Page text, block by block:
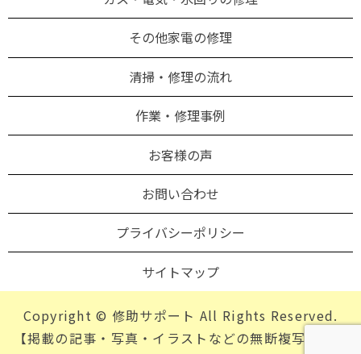
その他家電の修理
清掃・修理の流れ
作業・修理事例
お客様の声
お問い合わせ
プライバシーポリシー
サイトマップ
Copyright © 修助サポート All Rights Reserved.
【掲載の記事・写真・イラストなどの無断複写・転載